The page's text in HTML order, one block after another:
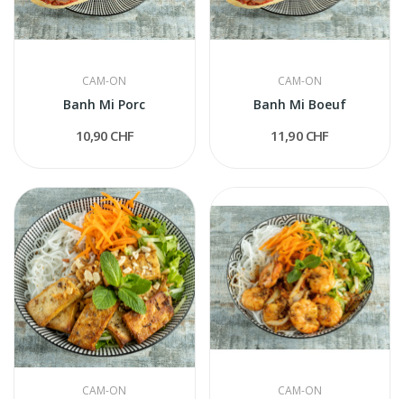
CAM-ON
Banh Mi Porc
10,90 CHF
CAM-ON
Banh Mi Boeuf
11,90 CHF
CAM-ON CAM-ON